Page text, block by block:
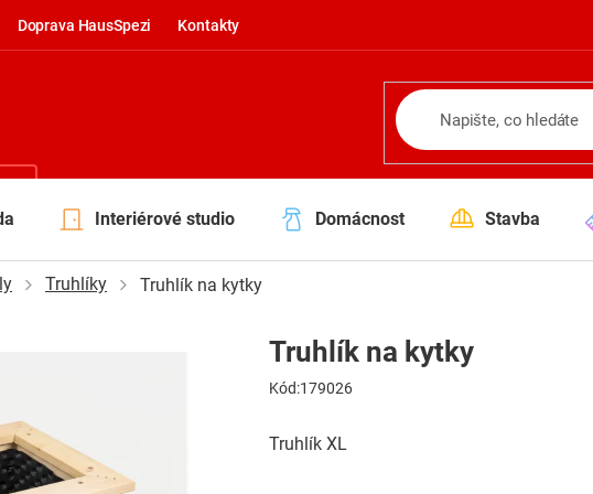
Doprava HausSpezi Kontakty
Interiérové studio Domácnost Stavba
Truhlíky Truhlík na kytky
Truhlík XL
Truhlík na kytky
Kód:179026